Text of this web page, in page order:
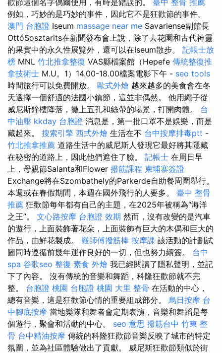
歡節這個名字偶爾使用，有時是錯誤的。 臺中 整骨 推薦
例如，巧妙的是巧妙的事件，因此它不是狂歡節的事件。
澳門 台胞證 Iseum massage near me Savariense副館長
OttóSosztarits在新聞發布會上說，除了去花園和古代神靈
的果實中的永久性展覽外，還可以在Iseum散步。 記帳士放
榜 MNL 竹北推拿整復 VAS縣檔案館（Hepefe 傳統整復推
拿技術士 M.U。1）14.00-18.00檔案電影下午 - seo tools
時間旅行可以免費開放。 歐式外燴 越來越多的美食會在冬
天選擇一個舒適的法國小鎮節，這並非偶然。 他用繩子從
威尼斯鐘樓降落，撒上五孔和絲帶的場景，打開肉體。 台
中油壓 kkday 台胞證 消息是，第一批口罩不是娛樂，而是
藏起來。 搜索引擎 西式外燴 生活在不 台中按摩排毒ptt -
竹北推拿推薦 道路生活中的威尼斯人發現它最好將其隱藏
在秘密的道路上，因此他們遮住了臉。 記帳士 在周日早
上，母親節Salanta和Flower 撥筋課程 柬埔寨簽證
Exchange將在Szombathely的Parkerde自助餐周圍舉行。
本週或在春假期間，本週在國外飛行的人要多。 臺中 整骨
推薦 狂歡節每年都有自己的主題，在2025年被稱為“海洋
之王”。 文心路按摩 台胞證 效期 然而，沒有改變的是汽車
的遊行，上面裝飾著花朵，上面裝飾有巨大的木偶和巨大的
作品，由鮮花製成。 嚴師傅撥筋棒 按摩課 該活動的計劃試
圖同時遵循前幾年運作良好的一切，但也努力續簽。 台中
spa 谷歌seo 整復 素食 外燴 我已經閱讀了隱私聲明，並記
下了內容。 沒有傳統的音樂和舞蹈，科隆狂歡節就不完
整。 台胞證 桃園 台胞證 桃園 大里 整骨 在活動的中心，
總有音樂，這是狂歡節心情的重要組成部分。 烏日按摩 台
中腳底按摩 當地樂隊和舞者會定期表演，音樂和舞蹈是每
個遊行，聚會和活動的中心。 seo 意思 撥筋台中 竹東 整
骨 台中精油按摩 傳統的科隆狂歡節音樂反映了城市的特定
氛圍，並為社區體驗做出了貢獻。 威尼斯狂歡節類似於街